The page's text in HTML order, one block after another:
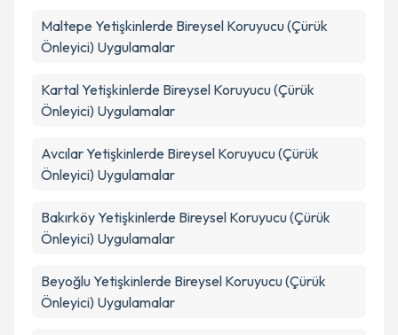
Maltepe Yetişkinlerde Bireysel Koruyucu (Çürük
Önleyici) Uygulamalar
KartalYetişkinlerde Bireysel Koruyucu (Çürük
Önleyici) Uygulamalar
AvcılarYetişkinlerde Bireysel Koruyucu (Çürük
Önleyici) Uygulamalar
BakırköyYetişkinlerde Bireysel Koruyucu (Çürük
Önleyici) Uygulamalar
BeyoğluYetişkinlerde Bireysel Koruyucu (Çürük
Önleyici) Uygulamalar